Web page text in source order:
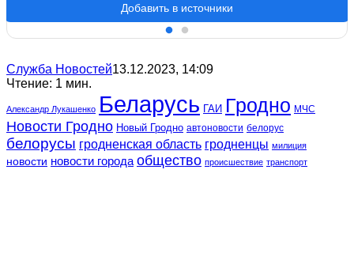
Добавить в источники
Служба Новостей13.12.2023, 14:09
Чтение: 1 мин.
Александр Лукашенко Беларусь ГАИ Гродно МЧС
Новости Гродно Новый Гродно автоновости белорус
белорусы гродненская область гродненцы милиция
новости новости города общество происшествие транспорт